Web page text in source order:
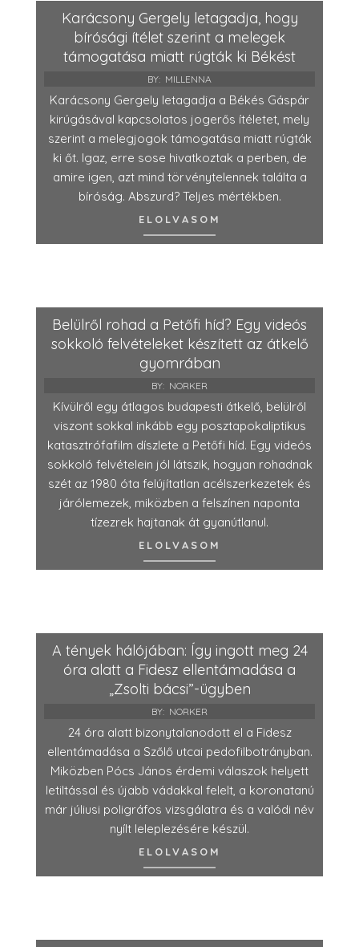
Karácsony Gergely letagadja, hogy
bírósági ítélet szerint a melegek
támogatása miatt rúgták ki Békést
BY: MILLENNA
Karácsony Gergely letagadja a Békés Gáspár
kirúgásával kapcsolatos jogerős ítéletet, mely
szerint a melegjogok támogatása miatt rúgták
ki őt. Igaz, erre sose hivatkoztak a perben, de
amire igen, azt mind törvénytelennek találta a
bíróság. Abszurd? Teljes mértékben.
ELOLVASOM
Belülről rohad a Petőfi híd? Egy videós
sokkoló felvételeket készített az átkelő
gyomrában
BY: NORKER
Kívülről egy átlagos budapesti átkelő, belülről
viszont sokkal inkább egy posztapokaliptikus
katasztrófafilm díszlete a Petőfi híd. Egy videós
sokkoló felvételein jól látszik, hogyan rohadnak
szét az 1980 óta felújítatlan acélszerkezetek és
járólemezek, miközben a felszínen naponta
tízezrek hajtanak át gyanútlanul.
ELOLVASOM
A tények hálójában: Így ingott meg 24
óra alatt a Fidesz ellentámadása a
„Zsolti bácsi”-ügyben
BY: NORKER
24 óra alatt bizonytalanodott el a Fidesz
ellentámadása a Szőlő utcai pedofilbotrányban.
Miközben Pócs János érdemi válaszok helyett
letiltással és újabb vádakkal felelt, a koronatanú
már júliusi poligráfos vizsgálatra és a valódi név
nyílt leleplezésére készül.
ELOLVASOM